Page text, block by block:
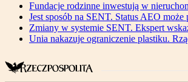
Fundacje rodzinne inwestują w
Jest sposób na SENT. Status AEO
Zmiany w systemie SENT. Ekspert
Unia nakazuje ograniczenie plastiku.